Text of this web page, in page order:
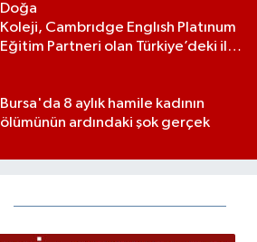
Doğa
Koleji, Cambrıdge Englısh Platınum
Eğitim Partneri olan Türkiye’deki ilk
Bursa'da 8 aylık hamile kadının
ölümünün ardındaki şok gerçek